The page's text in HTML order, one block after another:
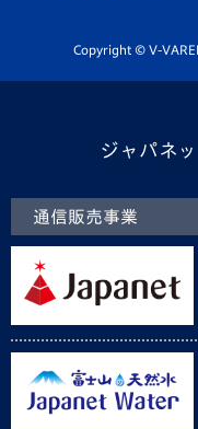
ホームタウン活動
Copyright © V-
ジャパネ
通信販売事業